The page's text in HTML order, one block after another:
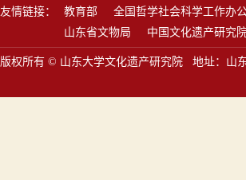
友情链接： 教育部
全国哲学社会科学工作办
山东省文物局
中国文化遗产研究
版权所有 © 山东大学文化遗产研究院 地址：山